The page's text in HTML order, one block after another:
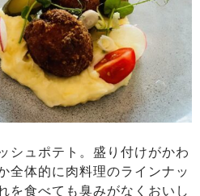
シュポテト。盛り付けがかわ
全体的に肉料理のラインナッ
を食べても臭みがなくおいし